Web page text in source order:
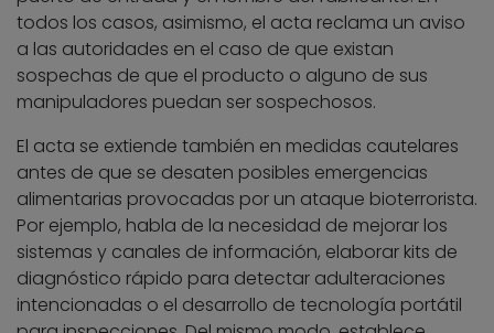
todos los casos, asimismo, el acta reclama un aviso
a las autoridades en el caso de que existan
sospechas de que el producto o alguno de sus
manipuladores puedan ser sospechosos.
El acta se extiende también en medidas cautelares
antes de que se desaten posibles emergencias
alimentarias provocadas por un ataque bioterrorista.
Por ejemplo, habla de la necesidad de mejorar los
sistemas y canales de información, elaborar kits de
diagnóstico rápido para detectar adulteraciones
intencionadas o el desarrollo de tecnología portátil